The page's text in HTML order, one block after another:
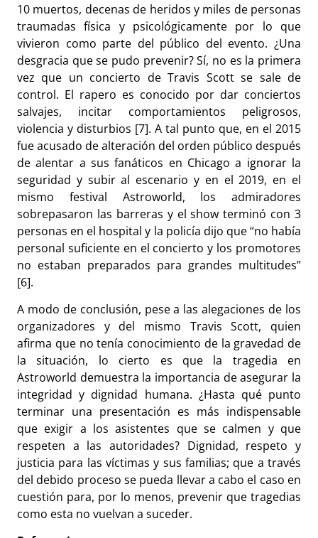
10 muertos, decenas de heridos y miles de personas
traumadas física y psicológicamente por lo que
vivieron como parte del público del evento. ¿Una
desgracia que se pudo prevenir? Sí, no es la primera
vez que un concierto de Travis Scott se sale de
control. El rapero es conocido por dar conciertos
salvajes, incitar comportamientos peligrosos,
violencia y disturbios [7]. A tal punto que, en el 2015
fue acusado de alteración del orden público después
de alentar a sus fanáticos en Chicago a ignorar la
seguridad y subir al escenario y en el 2019, en el
mismo festival Astroworld, los admiradores
sobrepasaron las barreras y el show terminó con 3
personas en el hospital y la policía dijo que “no había
personal suficiente en el concierto y los promotores
no estaban preparados para grandes multitudes”
[6].
A modo de conclusión, pese a las alegaciones de los
organizadores y del mismo Travis Scott, quien
afirma que no tenía conocimiento de la gravedad de
la situación, lo cierto es que la tragedia en
Astroworld demuestra la importancia de asegurar la
integridad y dignidad humana. ¿Hasta qué punto
terminar una presentación es más indispensable
que exigir a los asistentes que se calmen y que
respeten a las autoridades? Dignidad, respeto y
justicia para las víctimas y sus familias; que a través
del debido proceso se pueda llevar a cabo el caso en
cuestión para, por lo menos, prevenir que tragedias
como esta no vuelvan a suceder.